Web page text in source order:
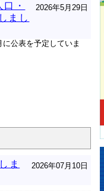
2026年5月29日
・
まし
公表を予定していま
2026年07月10日
ま